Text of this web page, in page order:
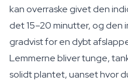
kan overraske givet den
det 15–20 minutter, og
gradvist for en dybt
Lemmerne bliver tunge,
solidt plantet, uanset hvor